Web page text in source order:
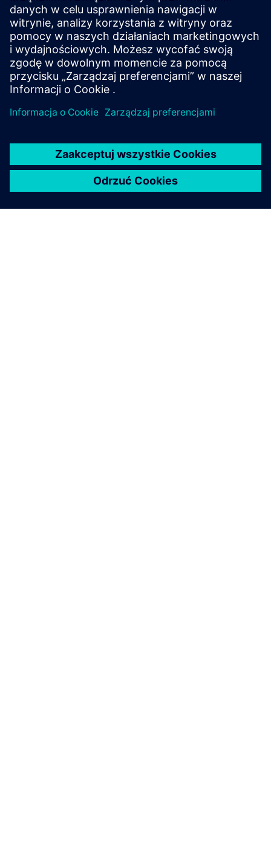
Międzynarodowe sieci Siemens zapewniają dostęp do
know-how i wiedzy finansowej, jakiej wymaga Twój
projekt, na każdym rynku i na całym świecie.
Szybkie odpowiedzi
Ekspertyza branżowa
Lokalna wiedza
Skontaktuj się z namibezpośrednio z nami.